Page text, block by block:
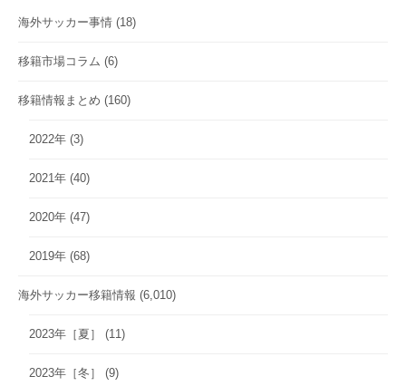
海外サッカー事情 (18)
移籍市場コラム (6)
移籍情報まとめ (160)
2022年 (3)
2021年 (40)
2020年 (47)
2019年 (68)
海外サッカー移籍情報 (6,010)
2023年［夏］ (11)
2023年［冬］ (9)